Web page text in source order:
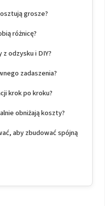
grosze?
różnicę?
odzysku i DIY?
zadaszenia?
krok po kroku?
obniżają koszty?
aby zbudować spójną